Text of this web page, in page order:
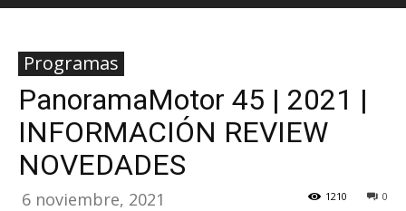
Programas
PanoramaMotor 45 | 2021 |
INFORMACIÓN REVIEW
NOVEDADES
6 noviembre, 2021 0
1210